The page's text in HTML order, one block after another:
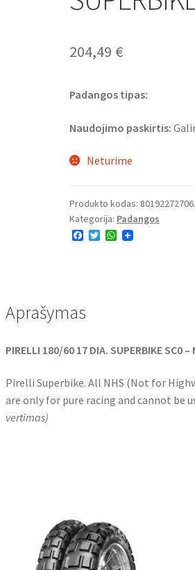
204,49 €
Padangos tipas:
Naudojimo paskirtis:
Neturime
Produkto kodas:
Kategorija: Padangos
F
k
T
W
Aprašymas
PIRELLI 180/60 17 DIA. SUPERBIKE
Pirelli Superbike. All NHS (Not for
are only for pure racing and cannot be
vertimas)